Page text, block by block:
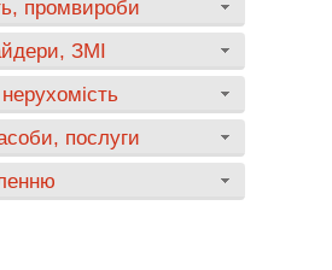
промвироби
ЗМІ
послуги